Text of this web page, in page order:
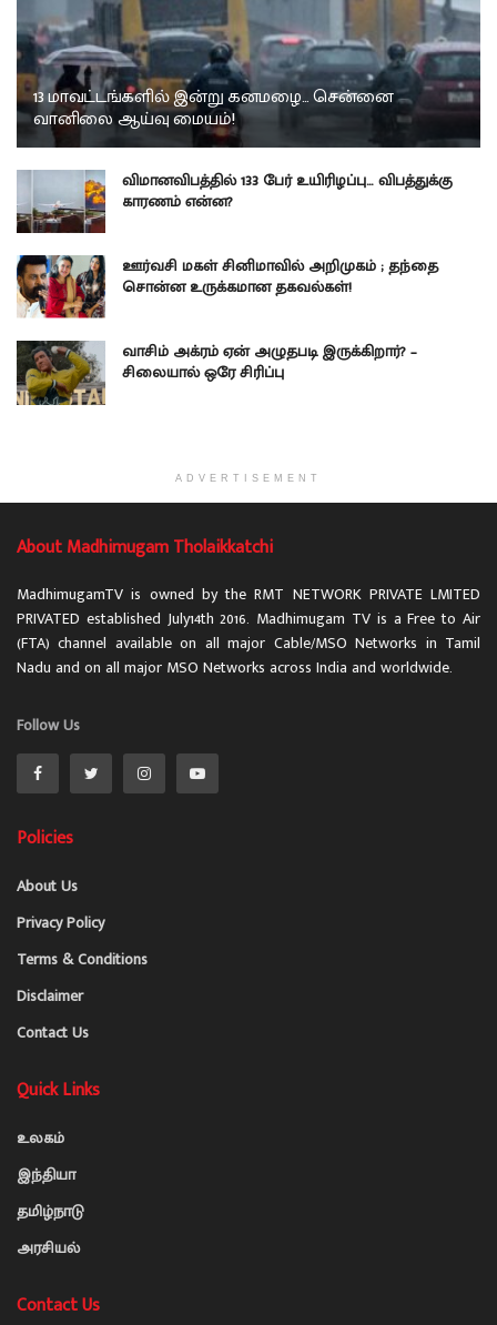
13 மாவட்டங்களில் இன்று கனமழை… சென்னை
வானிலை ஆய்வு மையம்!
விமானவிபத்தில் 133 பேர் உயிரிழப்பு… விபத்துக்கு
காரணம் என்ன?
ஊர்வசி மகள் சினிமாவில் அறிமுகம் ; தந்தை
சொன்ன உருக்கமான தகவல்கள்!
வாசிம் அக்ரம் ஏன் அழுதபடி இருக்கிறார்? –
சிலையால் ஒரே சிரிப்பு
ADVERTISEMENT
About Madhimugam Tholaikkatchi
MadhimugamTV is owned by the RMT NETWORK PRIVATE LMITED
PRIVATED established July14th 2016. Madhimugam TV is a Free to Air
(FTA) channel available on all major Cable/MSO Networks in Tamil
Nadu and on all major MSO Networks across India and worldwide.
Follow Us
Policies
About Us
Privacy Policy
Terms & Conditions
Disclaimer
Contact Us
Quick Links
உலகம்
இந்தியா
தமிழ்நாடு
அரசியல்
Contact Us